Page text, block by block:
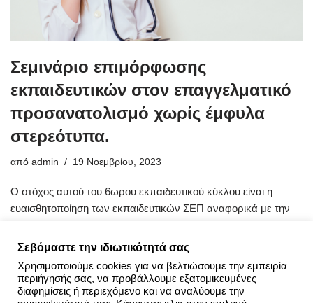
Σεμινάριο επιμόρφωσης
εκπαιδευτικών στον επαγγελματικό
προσανατολισμό χωρίς έμφυλα
στερεότυπα.
από admin 19 Νοεμβρίου, 2023
Ο στόχος αυτού του 6ωρου εκπαιδευτικού κύκλου είναι η
ευαισθητοποίηση των εκπαιδευτικών ΣΕΠ αναφορικά με την
προσανατολισμό χωρίς έμφυλα…
Σεβόμαστε την ιδιωτικότητά σας
Χρησιμοποιούμε cookies για να βελτιώσουμε την εμπειρία
περιήγησής σας, να προβάλλουμε εξατομικευμένες
διαφημίσεις ή περιεχόμενο και να αναλύουμε την